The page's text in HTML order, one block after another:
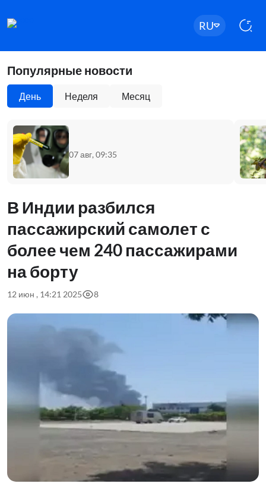
RU
Популярные новости
День Неделя Месяц
07 авг, 09:35
В Индии разбился
пассажирский самолет с
более чем 240 пассажирами
на борту
12 июн , 14:21 2025 8